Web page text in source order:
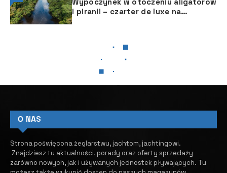
i piranii – czarter de luxe na
finezja włoskich rzemieślników
7 MARCA, 2024